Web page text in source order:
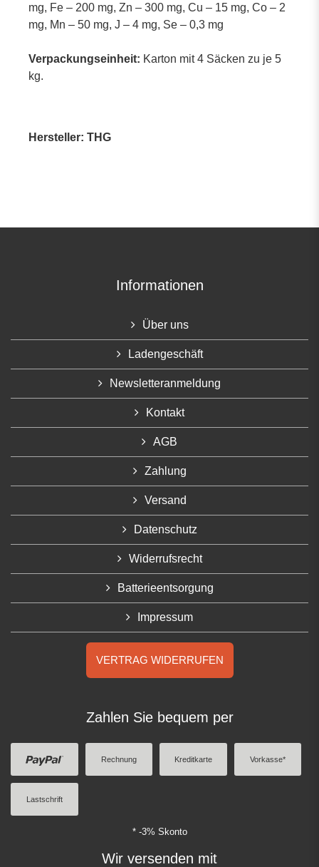
mg, Fe – 200 mg, Zn – 300 mg, Cu – 15 mg, Co – 2
mg, Mn – 50 mg, J – 4 mg, Se – 0,3 mg
Verpackungseinheit: Karton mit 4 Säcken zu je 5
kg.
Hersteller: THG
Informationen
Über uns
Ladengeschäft
Newsletteranmeldung
Kontakt
AGB
Zahlung
Versand
Datenschutz
Widerrufsrecht
Batterieentsorgung
Impressum
VERTRAG WIDERRUFEN
Zahlen Sie bequem per
Rechnung Kreditkarte Vorkasse*
Lastschrift
* -3% Skonto
Wir versenden mit